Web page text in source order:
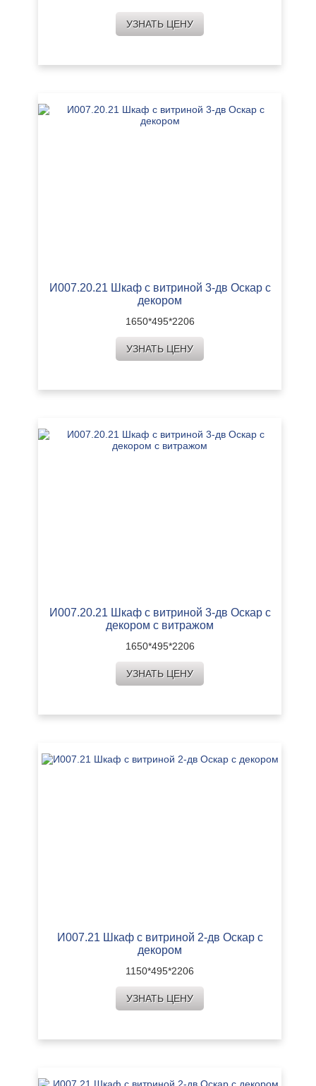
УЗНАТЬ ЦЕНУ
И007.20.21 Шкаф с витриной 3-дв Оскар с
декором
1650*495*2206
УЗНАТЬ ЦЕНУ
И007.20.21 Шкаф с витриной 3-дв Оскар с
декором с витражом
1650*495*2206
УЗНАТЬ ЦЕНУ
И007.21 Шкаф с витриной 2-дв Оскар с
декором
1150*495*2206
УЗНАТЬ ЦЕНУ